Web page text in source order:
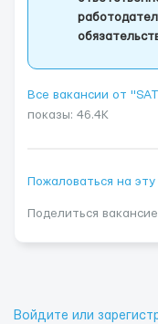
Все вакансии от
показы: 46.4K
Пожаловаться на
Поделиться
Войдите или